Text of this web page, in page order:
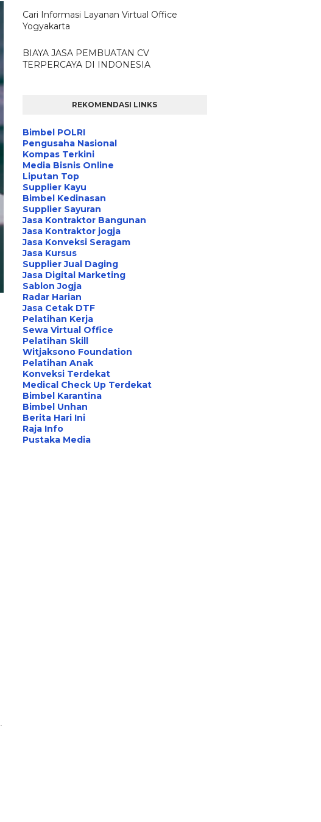
Cari Informasi Layanan Virtual Office
Yogyakarta
BIAYA JASA PEMBUATAN CV
TERPERCAYA DI INDONESIA
REKOMENDASI LINKS
Bimbel POLRI
Pengusaha Nasional
Kompas Terkini
Media Bisnis Online
Liputan Top
Supplier Kayu
Bimbel Kedinasan
Supplier Sayuran
Jasa Kontraktor Bangunan
Jasa Kontraktor jogja
Jasa Konveksi Seragam
Jasa Kursus
Supplier Jual Daging
Jasa Digital Marketing
Sablon Jogja
Radar Harian
Jasa Cetak DTF
Pelatihan Kerja
Sewa Virtual Office
Pelatihan Skill
Witjaksono Foundation
Pelatihan Anak
Konveksi Terdekat
Medical Check Up Terdekat
Bimbel Karantina
Bimbel Unhan
Berita Hari Ini
Raja Info
Pustaka Media